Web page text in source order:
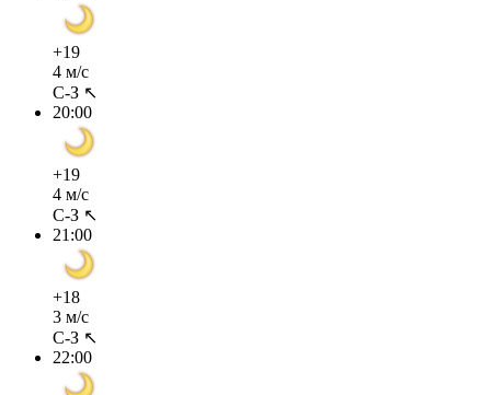
+19
4 м/с
С-З ↖
20:00
+19
4 м/с
С-З ↖
21:00
+18
3 м/с
С-З ↖
22:00